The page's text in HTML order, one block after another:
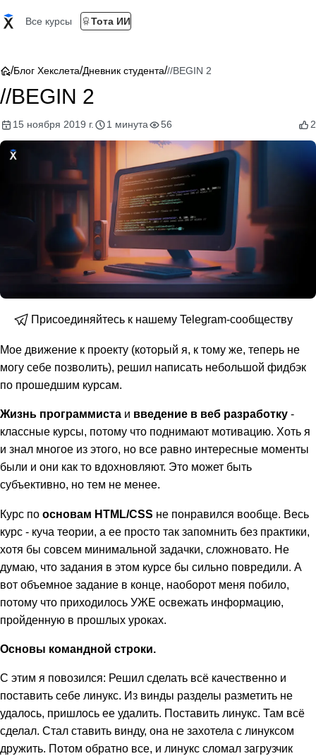
Все курсы Тота ИИ
/Блог Хекслета/Дневник студента///BEGIN 2
//BEGIN 2
15 ноября 2019 г. 1 минута 56 2
Присоединяйтесь к нашему Telegram-сообществу
Мое движение к проекту (который я, к тому же, теперь не
могу себе позволить), решил написать небольшой фидбэк
по прошедшим курсам.
Жизнь программиста и введение в веб разработку -
классные курсы, потому что поднимают мотивацию. Хоть я
и знал многое из этого, но все равно интересные моменты
были и они как то вдохновляют. Это может быть
субъективно, но тем не менее.
Курс по основам HTML/CSS не понравился вообще. Весь
курс - куча теории, а ее просто так запомнить без практики,
хотя бы совсем минимальной задачки, сложновато. Не
думаю, что задания в этом курсе бы сильно повредили. А
вот объемное задание в конце, наоборот меня побило,
потому что приходилось УЖЕ освежать информацию,
пройденную в прошлых уроках.
Основы командной строки.
С этим я повозился: Решил сделать всё качественно и
поставить себе линукс. Из винды разделы разметить не
удалось, пришлось ее удалить. Поставить линукс. Там всё
сделал. Стал ставить винду, она не захотела с линуксом
дружить. Потом обратно все, и линукс сломал загрузчик